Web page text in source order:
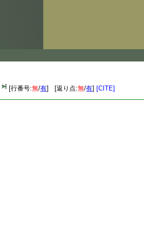
[行番号:無/有] [返り点:無/有] [CITE]